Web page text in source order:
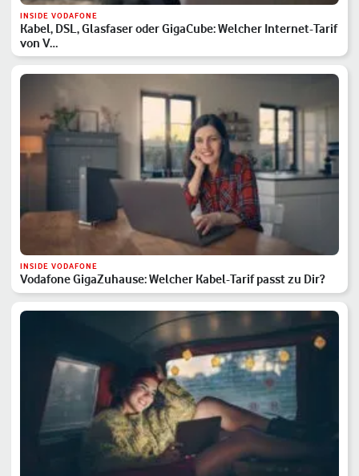
INSIDE VODAFONE
Kabel, DSL, Glasfaser oder GigaCube: Welcher Internet-Tarif
von V…
INSIDE VODAFONE
Vodafone GigaZuhause: Welcher Kabel-Tarif passt zu Dir?